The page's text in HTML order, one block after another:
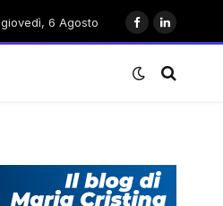
giovedì, 6 Agosto
Facebook
LinkedIn